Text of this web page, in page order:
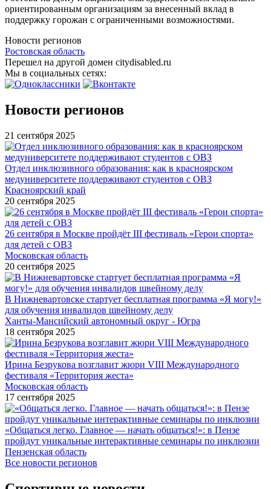
ориентированным организациям за внесенный вклад в
поддержку горожан с ограниченными возможностями.
Новости регионов
Ростовская область
Перешел на другой домен citydisabled.ru
Мы в социальных сетях:
Новости регионов
21 сентября 2025
Отдел инклюзивного образования: как в красноярском
медуниверситете поддерживают студентов с ОВЗ
Красноярский край
20 сентября 2025
26 сентября в Москве пройдёт III фестиваль «Герои спорта»
для детей с ОВЗ
Московская область
20 сентября 2025
В Нижневартовске стартует бесплатная программа «Я могу!»
для обучения инвалидов швейному делу
Ханты-Мансийский автономный округ - Югра
18 сентября 2025
Ирина Безрукова возглавит жюри VIII Международного
фестиваля «Территория жеста»
Московская область
17 сентября 2025
«Общаться легко. Главное — начать общаться!»: в Пензе
пройдут уникальные интерактивные семинары по инклюзии
Пензенская область
Все новости регионов